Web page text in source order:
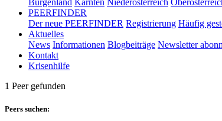
Burgenland Kärnten Niederösterreich
PEERFINDER
Der neue PEERFINDER Registrierung Häufig
Aktuelles
News Informationen Blogbeiträge Newsletter
Kontakt
Krisenhilfe
1 Peer gefunden
Peers suchen: